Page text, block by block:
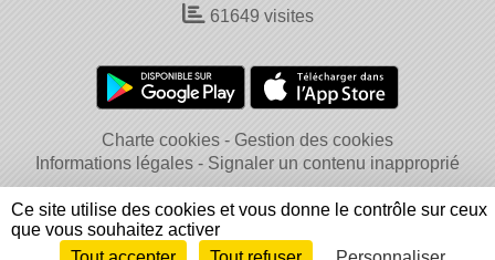
61649 visites
Charte cookies
Gestion des cookies
Informations légales
Signaler un contenu inapproprié
Ce site utilise des cookies et vous donne le contrôle sur ceux
que vous souhaitez activer